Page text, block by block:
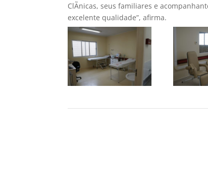
ClÃ­nicas, seus familiares e
excelente qualidade”, afirma.